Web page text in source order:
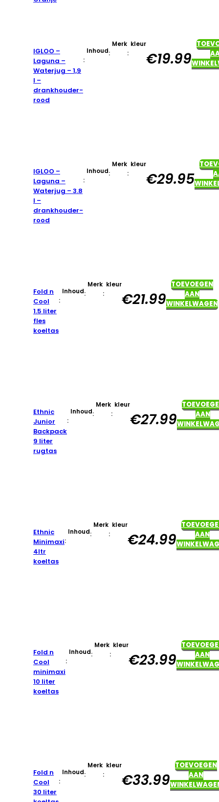
IGLOO –
Laguna –
Waterjug – 1,9
l –
drankhouder-
rood
Inhoud
:
Merk
:
kleur
:
€19.99
IGLOO –
Laguna –
Waterjug – 3.8
l –
drankhouder-
rood
Inhoud
:
Merk
:
kleur
:
€29.95
Fold n
Cool
1.5 liter
fles
koeltas
Inhoud
:
Merk
:
kleur
:
€21.99
TOEVOEGEN
AAN
WINKELWAGEN
Ethnic
Junior
Backpack
9 liter
rugtas
Inhoud
:
Merk
:
kleur
:
€27.99
AAN
Ethnic
Minimaxi
4ltr
koeltas
Inhoud
:
Merk
:
kleur
:
€24.99
AAN
Fold n
Cool
minimaxi
10 liter
koeltas
Inhoud
:
Merk
:
kleur
:
€23.99
AAN
Fold n
Cool
30 liter
Inhoud
:
Merk
:
kleur
:
€33.99
TOEVOEGEN
AAN